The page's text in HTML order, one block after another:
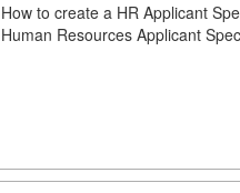
How to create a HR Applicant
Human Resources Applicant